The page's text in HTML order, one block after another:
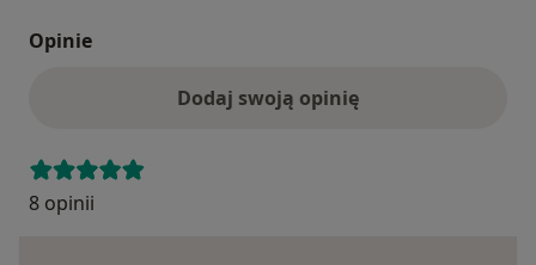
Opinie
Dodaj swoją opinię
8 opinii